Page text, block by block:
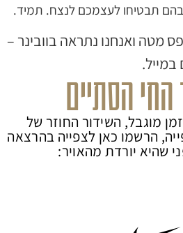
תבטיחו לעצמכם לנצח. תמיד.
ואנחנו נתראה בוובינר –
מוגבל,השידור החוזר של
הרשמו כאן לצפייה בהרצאה
יורדת מהאויר: